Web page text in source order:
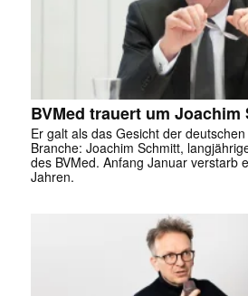
BVMed trauert um Joachim
Er galt als das Gesicht der
Branche: Joachim Schmitt,
des BVMed. Anfang Januar verstarb
Jahren.